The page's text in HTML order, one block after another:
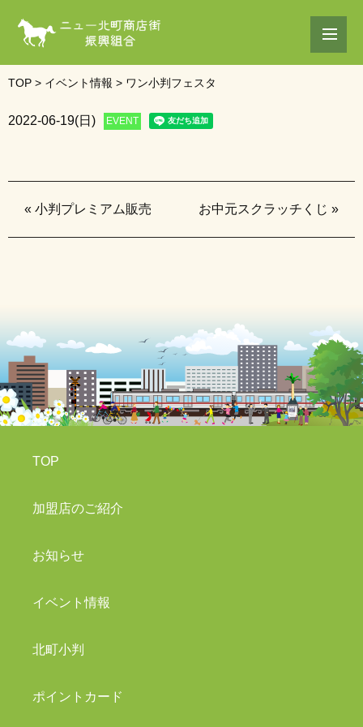
TOP > イベント情報 > ワン小判フェスタ
2022-06-19(日) EVENT
« 小判プレミアム販売 お中元スクラッチくじ »
TOP
加盟店のご紹介
お知らせ
イベント情報
北町小判
ポイントカード